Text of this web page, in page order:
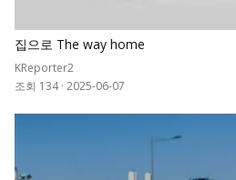
집으로 The way home
KReporter2
조회 134 · 2025-06-07